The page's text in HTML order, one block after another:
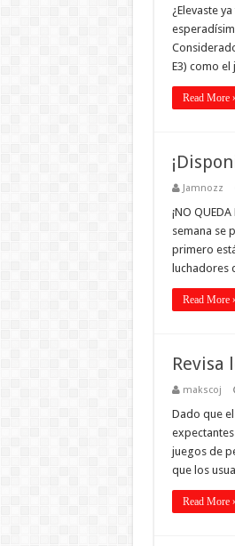
¿Elevaste
E3) como
Read More
Jamnozz
¡NO
semana se
primero
luchadores
Read More
Revisa
makscoj
Dado que
juegos de
que los
Read More